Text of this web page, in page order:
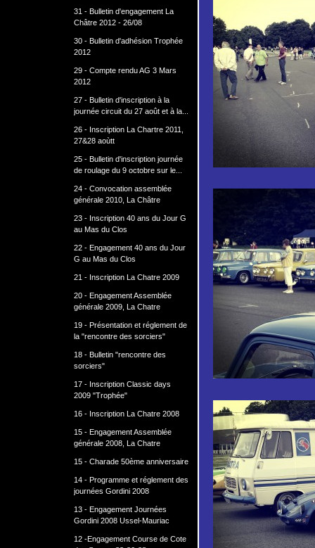
31 - Bulletin d'engagement La
Châtre 2012 - 26/08
30 - Bulletin d'adhésion Trophée
2012
29 - Compte rendu AG 3 Mars
2012
27 - Bulletin d'inscription à la
journée circuit du 27 août et à la...
26 - Inscription La Chartre 2011,
27&28 aoùtt
25 - Bulletin d'inscription journée
de roulage du 9 octobre sur le...
24 - Convocation assemblée
générale 2010, La Châtre
23 - Inscription 40 ans du Jour G
au Mas du Clos
22 - Engagement 40 ans du Jour
G au Mas du Clos
21 - Inscription La Chatre 2009
20 - Engagement Assemblée
générale 2009, La Chatre
19 - Présentation et réglement de
la "rencontre des sorciers"
18 - Bulletin "rencontre des
sorciers"
17 - Inscription Classic days
2009 "Trophée"
16 - Inscription La Chatre 2008
15 - Engagement Assemblée
générale 2008, La Chatre
15 - Charade 50ème anniversaire
14 - Programme et réglement des
journées Gordini 2008
13 - Engagement Journées
Gordini 2008 Ussel-Mauriac
12 -Engagement Course de Cote